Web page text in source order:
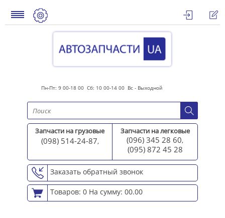
Пн-Пт: 9 00-18 00 Сб: 10 00-14 00 Вс - Выходной
Запчасти на грузовые
(098) 514-24-87,
Запчасти на легковые
(096) 345 28 60,
(095) 872 45 28
Заказать обратный звонок
Товаров: 0 На сумму: 00.00